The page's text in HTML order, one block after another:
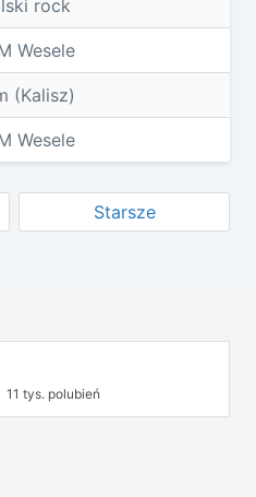
rock
Wesele
(Kalisz)
Wesele
Starsze
11 tys. polubień